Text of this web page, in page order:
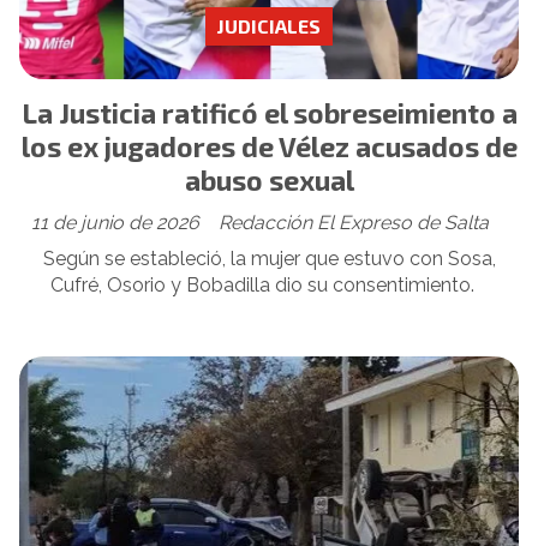
La Justicia ratificó el sobreseimiento a
los ex jugadores de Vélez acusados de
abuso sexual
Redacción El Expreso de Salta
JUDICIALES
11 de junio de 2026
Según se estableció, la mujer que estuvo con Sosa,
Cufré, Osorio y Bobadilla dio su consentimiento.